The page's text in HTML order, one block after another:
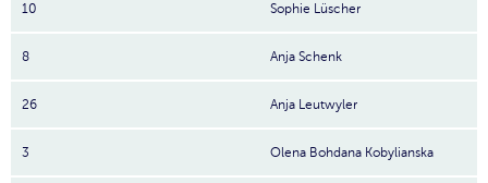
10 Sophie Lüscher
8 Anja Schenk
26 Anja Leutwyler
3 Olena Bohdana Kobylianska